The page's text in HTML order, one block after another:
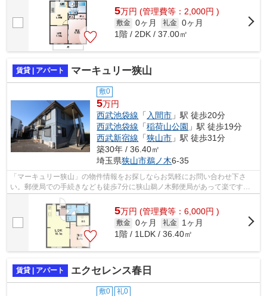
5万円 (管理費等：2,000円 )
敷金 0ヶ月 礼金 0ヶ月
1階 / 2DK / 37.00㎡
賃貸 | アパート マーキュリー狭山
敷0
5万円
西武池袋線 「 入間市 」駅 徒歩20分
西武池袋線 「稲荷山公園 」駅 徒歩19分
西武新宿線 「狭山市 」駅 徒歩31分
築30年 / 36.40㎡
埼玉県狭山市鵜ノ木6-35
「マーキュリー狭山」の物件情報をお探しならお気軽にお問い合わせ下さ
い。郵便局での手続きなども徒歩7分に狭山鵜ノ木郵便局があって楽です
よ。こちらの物件はアパートです。夏場は特...
5万円 (管理費等：6,000円 )
敷金 0ヶ月 礼金
1ヶ月
1階 / 1LDK / 36.40㎡
賃貸 | アパート エクセレンス春日
敷0 礼0